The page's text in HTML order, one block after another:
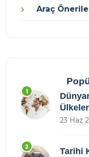
Araç
1
23 Haz
2
Tarihi